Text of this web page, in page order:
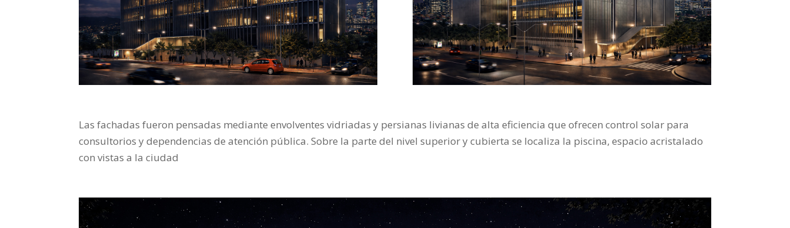
Las fachadas fueron pensadas mediante envolventes vidriadas y persianas livianas de alta eficiencia que ofrecen control solar para
consultorios y dependencias de atención pública. Sobre la parte del nivel superior y cubierta se localiza la piscina, espacio acristalado
con vistas a la ciudad